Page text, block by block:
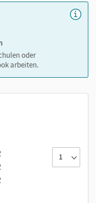
oder
arbeiten.